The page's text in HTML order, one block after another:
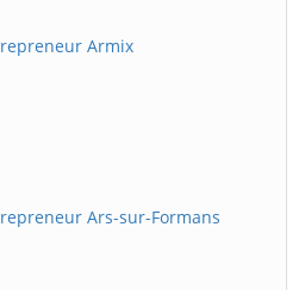
Armix
Ars-sur-Formans